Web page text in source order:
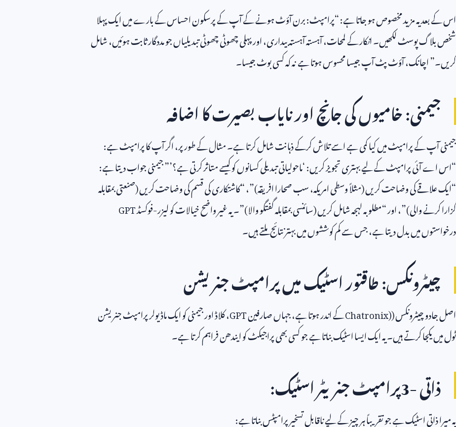
اس کے بعد یہ مزید مخصوص ہو جاتا ہے: “پرامپٹ: برن آؤٹ ہونے کے آپ کے پرسکون احساس کے بارے میں ایک پہلا
شخص بلاگ پوسٹ لکھیں۔ انکار کے لمحات، آہستہ آہستہ بیداری، اور پہلی چھوٹی چھوٹی تبدیلیاں جو مددگار ثابت ہوئیں، شامل
کریں۔” اچانک، آؤٹ پٹ آپ جیسا محسوس ہوتا ہے نہ کہ کسی بوٹ جیسا۔
جیمنی: خامیوں کی جانچ اور نایاب بصیرت کا اضافہ
جیمنی آپ کے پرامپٹ میں کیا کمی ہے اسے تلاش کرکے ذہانت شامل کرتا ہے۔ مثال کے طور پر، اگر آپ کا پرامپٹ ہے:
“اس اے آئی پرامپٹ کے لیے بہتری تجویز کریں: ‘ماحولیاتی تبدیلی کسانوں کو کیسے متاثر کرتی ہے؟’” جیمنی جواب دیتا ہے:
“ایک علاقے کی وضاحت کریں (مثلاً وسطی امریکہ، سب صحارا افریقہ)”، “کاشتکاری کی قسم کی وضاحت کریں (صنعتی بمقابلہ
گزارا کرنے والی)”، اور “مطلوبہ لہجہ شامل کریں (سائنسی بمقابلہ گفتگو والا)”۔ یہ غیر واضح خیالات کو لیزر-فوکسڈGPT
درخواستوں میں بدل دیتا ہے، جس سے کم کوششوں میں بہتر نتائج ملتے ہیں۔
چیٹرونکس: طاقتور اسٹیک میں پرامپٹ جنریشن
اصل جادو چیٹرونکس (Chatronix)کے اندر ہوتا ہے، جہاں صارفینGPT، کلاڈ اور جیمنی کو ایک ماڈیولر پرامپٹ جنریشن
ٹول میں یکجا کرتے ہیں۔ یہ ایک ایسا اسٹیک بناتا ہے جو کسی بھی پراجیکٹ کو ایندھن فراہم کرتا ہے۔
ذاتی3-پرامپٹ جنریٹر اسٹیک:
یہ میرا ذاتی اسٹیک ہے جو تقریباً ہر چیز کے لیے ناقابل تسخیر پرامپٹس بناتا ہے: